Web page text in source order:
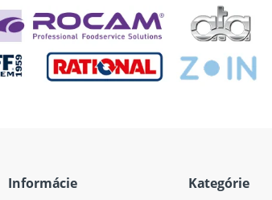
Informácie Kategórie